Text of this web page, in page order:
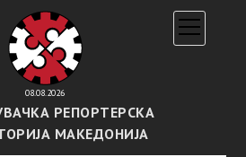
08.08.2026
РЕПОРТЕРСКА
МАКЕДОНИЈА
open
menu